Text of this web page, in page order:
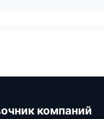
компаний